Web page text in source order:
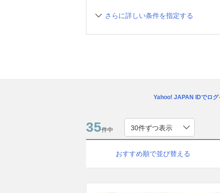
さらに詳しい条件を指定する
Yahoo! JAPAN IDでログ
35件中
おすすめ順で並び替える